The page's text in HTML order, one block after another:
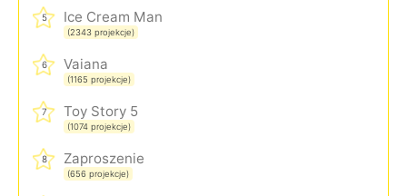
5 Ice Cream Man
(2343 projekcje)
6 Vaiana
(1165 projekcje)
7 Toy Story 5
(1074 projekcje)
8 Zaproszenie
(656 projekcje)